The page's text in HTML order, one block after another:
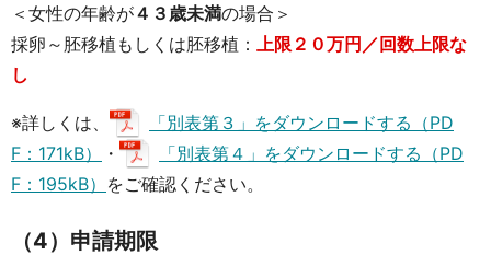
＜女性の年齢が４３歳未満の場合＞
採卵～胚移植もしくは胚移植：
上限２０万円／回数上限な
し
※詳しくは、
「別表第３」をダウンロードする（PD
F：171kB）
・
「別表第４」をダウンロードする（PD
F：195kB） をご確認ください。
（4）申請期限